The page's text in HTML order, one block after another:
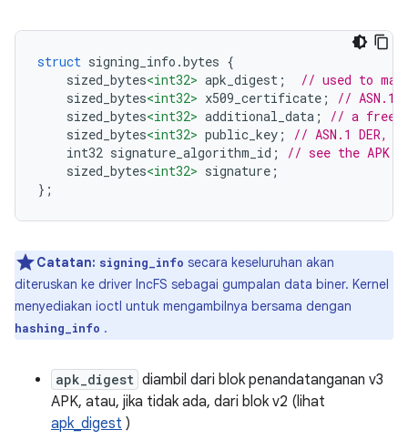
struct signing_info .bytes {
sized_bytes<int32> apk_digest ;
// used to
sized_bytes<int32> x509_certificate ;
// ASN.1
sized_bytes<int32> additional_data ;
// a free-
sized_bytes<int32> public_key ;
// ASN.1 DER,
int32 signature_algorithm_id ;
// see the APK
sized_bytes<int32> signature ;
};
Catatan: signing_info secara keseluruhan akan
diteruskan ke driver IncFS sebagai gumpalan data biner. Kernel
menyediakan ioctl untuk mengambilnya bersama dengan
hashing_info .
apk_digest diambil dari blok penandatanganan v3
APK, atau, jika tidak ada, dari blok v2 (lihat
apk_digest )